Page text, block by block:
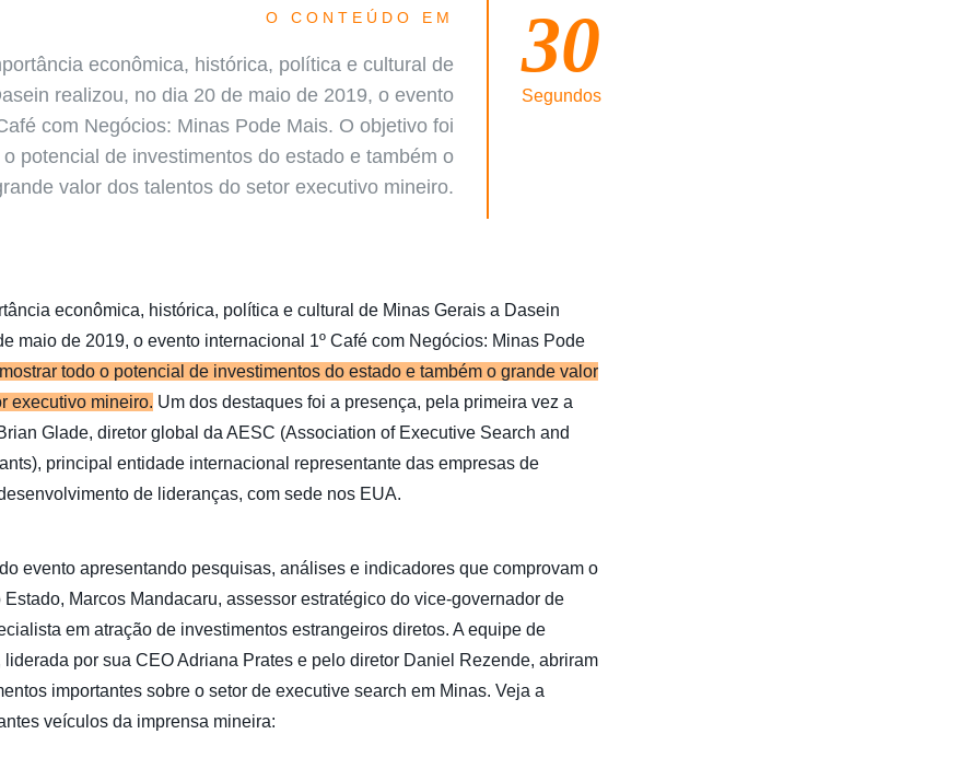
O CONTEÚDO EM
econômica, histórica, política e cultural de
realizou, no dia 20 de maio de 2019, o evento
com Negócios: Minas Pode Mais. O objetivo foi
potencial de investimentos do estado e também o
valor dos talentos do setor executivo mineiro.
30
Segundos
econômica, histórica, política e cultural de Minas Gerais a Dasein
maio de 2019, o evento internacional 1º Café com Negócios: Minas Pode
todo o potencial de investimentos do estado e também o grande valor
executivo mineiro. Um dos destaques foi a presença, pela primeira vez a
Glade, diretor global da AESC (Association of Executive Search and
principal entidade internacional representante das empresas de
de lideranças, com sede nos EUA.
evento apresentando pesquisas, análises e indicadores que comprovam o
Marcos Mandacaru, assessor estratégico do vice-governador de
em atração de investimentos estrangeiros diretos. A equipe de
por sua CEO Adriana Prates e pelo diretor Daniel Rezende, abriram
importantes sobre o setor de executive search em Minas. Veja a
veículos da imprensa mineira: